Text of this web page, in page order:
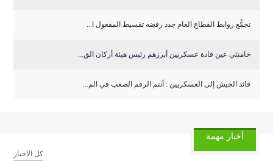
تجمُّع روابط القطاع العام جدد رفضه تقسيط المفعول ا...
خامنئي عين قادة عسكريين أبرزهم رئيس هيئة أركان الق...
قائد الجيش إلى العسكريين : أنتم الرقم الصعب في الم...
أخبار مهمة
كل الاخبار